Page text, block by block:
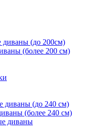
(до 200см)
(более 200 см)
диваны (до 240 см)
(более 240 см)
диваны